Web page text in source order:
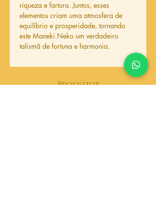
riqueza e fartura. Juntos, esses
elementos criam uma atmosfera de
equilíbrio e prosperidade, tornando
este Maneki Neko um verdadeiro
talismã de fortuna e harmonia.
Produtos